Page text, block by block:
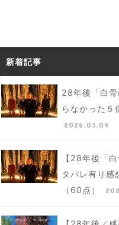
新着記事
28年後「白
らなかった５
2026.03.09
【28年後「
タバレ有り感
（60点）